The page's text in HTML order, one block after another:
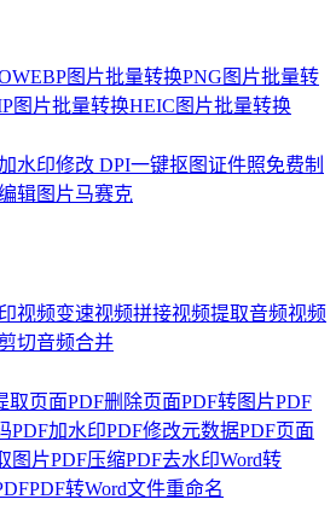
WEBP图片批量转换PNG图片批量转
图片批量转换HEIC图片批量转换
水印修改 DPI一键抠图证件照免费制
辑图片马赛克
视频变速视频拼接视频提取音频视频
切音频合并
取页面PDF删除页面PDF转图片PDF
PDF加水印PDF修改元数据PDF页面
图片PDF压缩PDF去水印Word转
PDF转Word文件重命名